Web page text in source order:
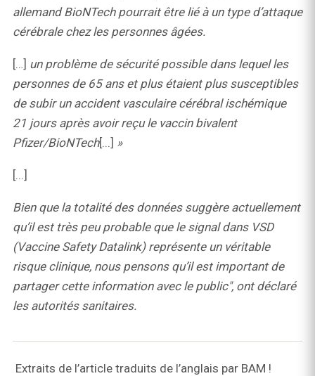
allemand BioNTech pourrait être lié à un type d’attaque
cérébrale chez les personnes âgées.
[…] un problème de sécurité possible dans lequel les
personnes de 65 ans et plus étaient plus susceptibles
de subir un accident vasculaire cérébral ischémique
21 jours après avoir reçu le vaccin bivalent
Pfizer/BioNTech[...] »
[...]
Bien que la totalité des données suggère actuellement
qu’il est très peu probable que le signal dans VSD
(Vaccine Safety Datalink) représente un véritable
risque clinique, nous pensons qu’il est important de
partager cette information avec le public", ont déclaré
les autorités sanitaires.
Extraits de l’article traduits de l’anglais par BAM !